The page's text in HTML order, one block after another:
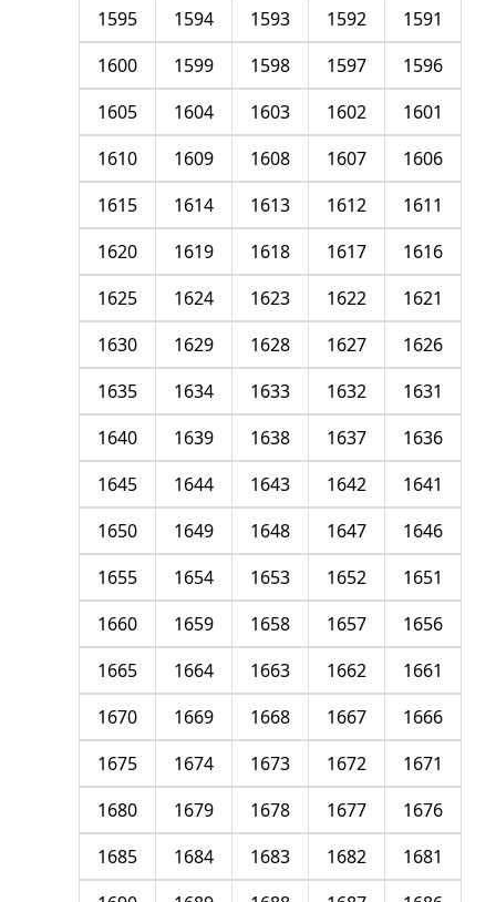
1591
1592
1593
1594
1595
1596
1597
1598
1599
1600
1601
1602
1603
1604
1605
1606
1607
1608
1609
1610
1611
1612
1613
1614
1615
1616
1617
1618
1619
1620
1621
1622
1623
1624
1625
1626
1627
1628
1629
1630
1631
1632
1633
1634
1635
1636
1637
1638
1639
1640
1641
1642
1643
1644
1645
1646
1647
1648
1649
1650
1651
1652
1653
1654
1655
1656
1657
1658
1659
1660
1661
1662
1663
1664
1665
1666
1667
1668
1669
1670
1671
1672
1673
1674
1675
1676
1677
1678
1679
1680
1681
1682
1683
1684
1685